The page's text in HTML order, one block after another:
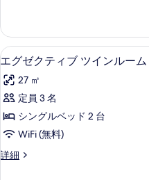
台
の
す
べ
て
の
写
真
台
の
詳
す
べ
て
の
写
真
を
表
ム
ル
ー
の
詳
エ
グ
ゼ
ク
テ
ブ
7
エグゼクティブ ツインルー
27 ㎡
定員 3 名
シングルベッド 2 台
WiFi (無料)
詳細
エ